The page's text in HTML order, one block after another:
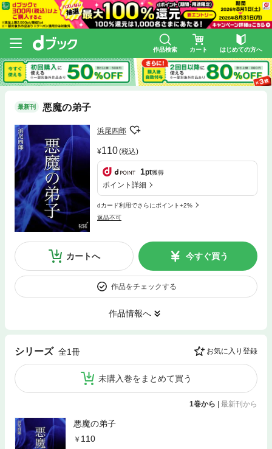
作品検索 カート はじめての方へ
最新刊 悪魔の弟子
浜尾四郎
110(税込)
1pt獲得
ポイント詳細
dカード利用でさらにポイント+2%
返品不可
カートへ 今すぐ買う
作品をチェックする
作品情報へ
シリーズ 全1冊 お気に入り登録
未購入巻をまとめて買う
1巻から | 最新刊から
悪魔の弟子
110